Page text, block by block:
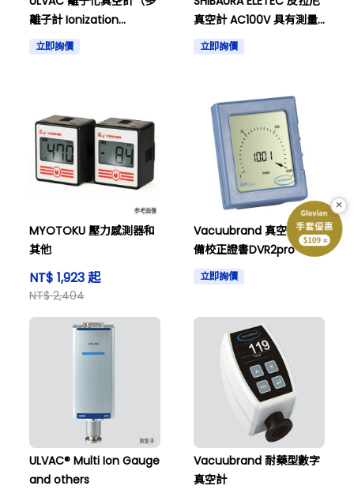
離子計 Ionization
vacuum gauge (multi-
ion gauge)
立即詢價
真空計 AC100V 具有測量
管和其他
立即詢價
MYOTOKU 壓力感測器和
其他
NT$ 1,923 起
NT$ 2,404
Vacuubrand 真空量規具
備校正證書DVR2pro
立即詢價
ULVAC® Multi Ion Gauge
and others
Vacuubrand 耐藥型數字
真空計
×